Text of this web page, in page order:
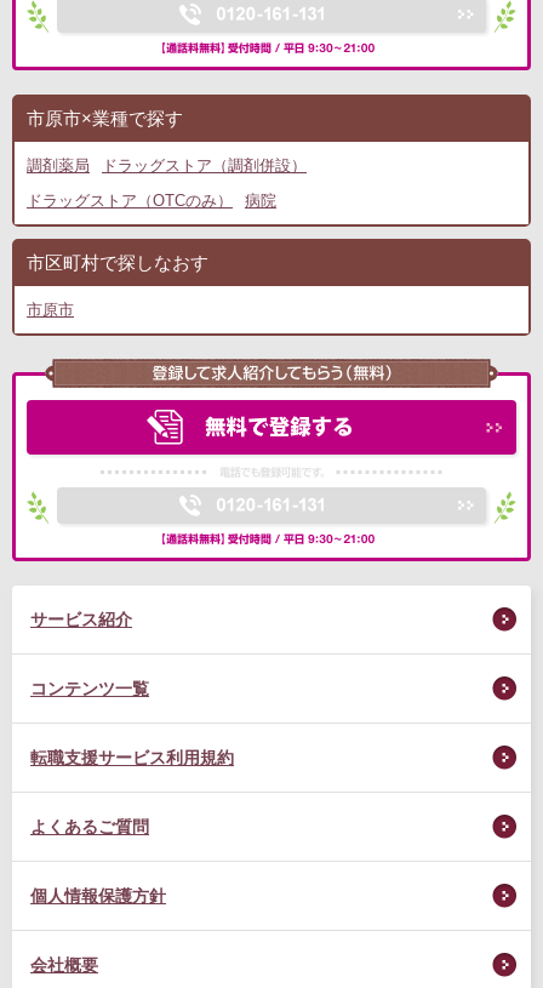
市原市×業種で探す
調剤薬局
ドラッグストア（調剤併設）
ドラッグストア（OTCのみ）
病院
市区町村で探しなおす
市原市
サービス紹介
コンテンツ一覧
転職支援サービス利用規約
よくあるご質問
個人情報保護方針
会社概要